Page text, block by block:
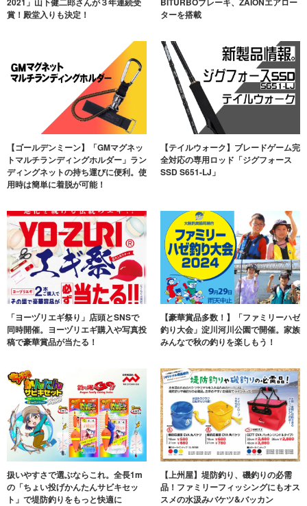
賞！殿堂入りも決定！
ターを搭載
【ゴールデンミーン】「GMマグネッ
トマルチランディングホルダー」ラン
ディングネットの持ち運びに便利。使
用時は簡単に着脱が可能！
【テイルウォーク】ブレードゲーム完
全対応の専用ロッド「ジグフォース
SSD S651-LJ」
「ヨーヅリエギ祭り」店頭とSNSで
同時開催。ヨーヅリエギ購入や写真投
稿で豪華賞品が当たる！
【豪華賞品多数！】「ファミリーハゼ
釣り大会」淀川河川公園で開催。家族
みんなで秋の釣りを楽しもう！
扱いやすさで選ぶならこれ。全長1m
の「ちょい投げかんたんサビキセッ
ト」で堤防釣りをもっと快適に
【上州屋】堤防釣り、磯釣りの必需
品！ファミリーフィッシングにもオス
スメの水汲みバケツ&バッカン